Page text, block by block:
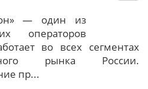
— один из
операторов
во всех сегментах
рынка России.
пр...